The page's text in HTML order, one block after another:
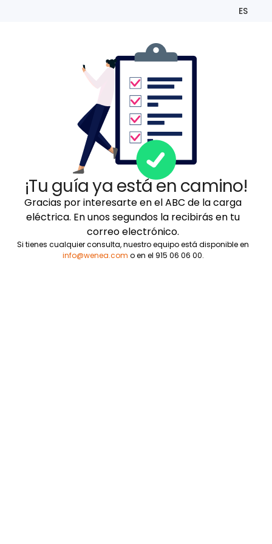
ES
¡Tu guía ya está en camino!
Gracias por interesarte en el ABC de la carga
eléctrica. En unos segundos la recibirás en tu
correo electrónico.
Si tienes cualquier consulta, nuestro equipo está disponible en
info@wenea.com o en el 915 06 06 00.